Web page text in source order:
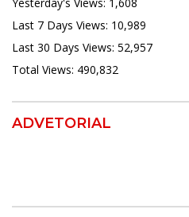
Last 7 Days Views: 10,989
Last 30 Days Views: 52,957
Total Views: 490,832
ADVETORIAL